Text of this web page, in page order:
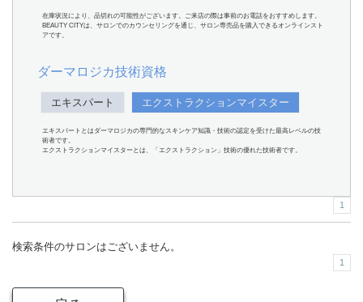
在庫状況により、品切れの可能性がございます。ご来店の際は事前のお電話をおすすめします。
BEAUTY CITYは、サロンでのカウンセリングを通じ、サロン専売品を購入できるオンラインスト
アです。
ダーマロジカ技術資格
エキスパート エクストラクションマイスター
エキスパートとはダーマロジカの専門的なスキンケア知識・技術の認定を受けた最高レベルの技
術者です。
エクストラクションマイスターとは、「エクストラクション」技術の優れた技術者です。
1
検索条件のサロンはございません。
1